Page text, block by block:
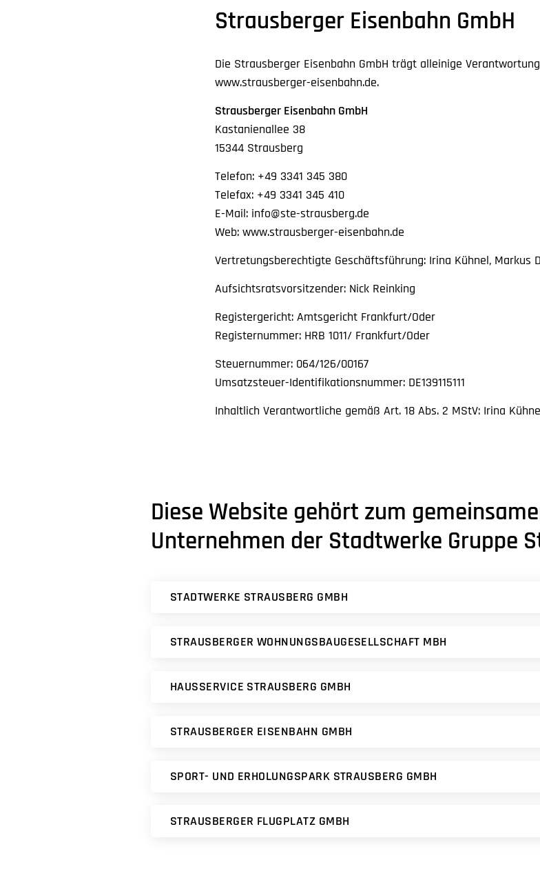
Strausberger Eisenbahn GmbH
Die Strausberger Eisenbahn GmbH trägt alleinige
www.strausberger-eisenbahn.de.
Strausberger Eisenbahn GmbH
Kastanienallee 38
15344 Strausberg
Telefon: +49 3341 345 380
Telefax: +49 3341 345 410
E-Mail: info@ste-strausberg.de
Web: www.strausberger-eisenbahn.de
Vertretungsberechtigte Geschäftsführung: Irina Kühnel, Markus
Aufsichtsratsvorsitzender: Nick Reinking
Registergericht: Amtsgericht Frankfurt/Oder
Registernummer: HRB 1011/ Frankfurt/Oder
Steuernummer: 064/126/00167
Umsatzsteuer-Identifikationsnummer: DE139115111
Inhaltlich Verantwortliche gemäß Art. 18 Abs. 2 MStV: Irina
Diese Website gehört zum
Unternehmen der Stadtwerke Gruppe
STADTWERKE STRAUSBERG GMBH
STRAUSBERGER WOHNUNGSBAUGESELLSCHAFT MBH
HAUSSERVICE STRAUSBERG GMBH
STRAUSBERGER EISENBAHN GMBH
SPORT- UND ERHOLUNGSPARK STRAUSBERG GMBH
STRAUSBERGER FLUGPLATZ GMBH